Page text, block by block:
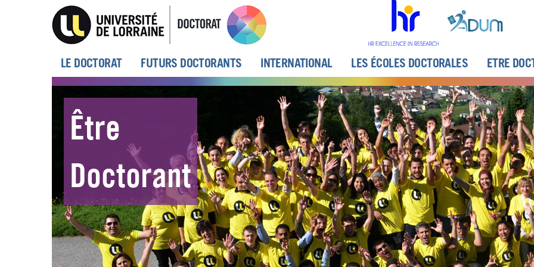
MENU
PRINCIPAL
LE DOCTORAT FUTURS DOCTORANTS INTERNATIONAL LES ÉCOLES DOCTORALES ETRE
Être
Doctorant